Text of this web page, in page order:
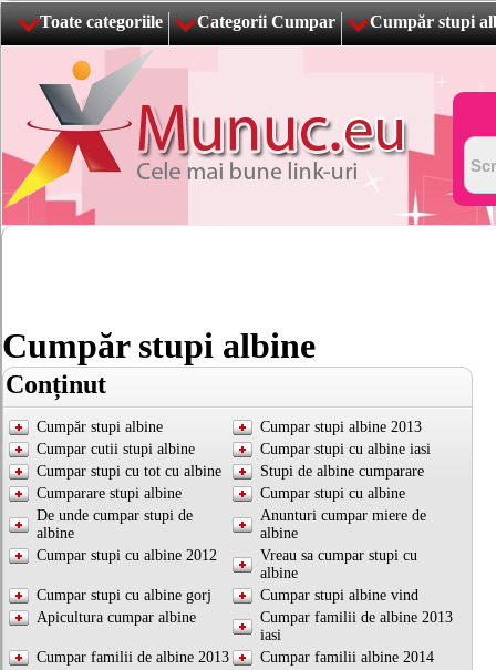
Toate categoriile Categorii Cumpar Cumpăr stupi
Cumpăr stupi albine
Conținut
Cumpăr stupi albine
Cumpar stupi albine 2013
Cumpar cutii stupi albine
Cumpar stupi cu albine iasi
Cumpar stupi cu tot cu albine
Stupi de albine cumparare
Cumparare stupi albine
Cumpar stupi cu albine
De unde cumpar stupi de
albine
Anunturi cumpar miere de
albine
Cumpar stupi cu albine 2012
Vreau sa cumpar stupi cu
albine
Cumpar stupi cu albine gorj
Cumpar stupi albine vind
Apicultura cumpar albine
Cumpar familii de albine 2013
iasi
Cumpar familii de albine 2013
Cumpar familii albine 2014